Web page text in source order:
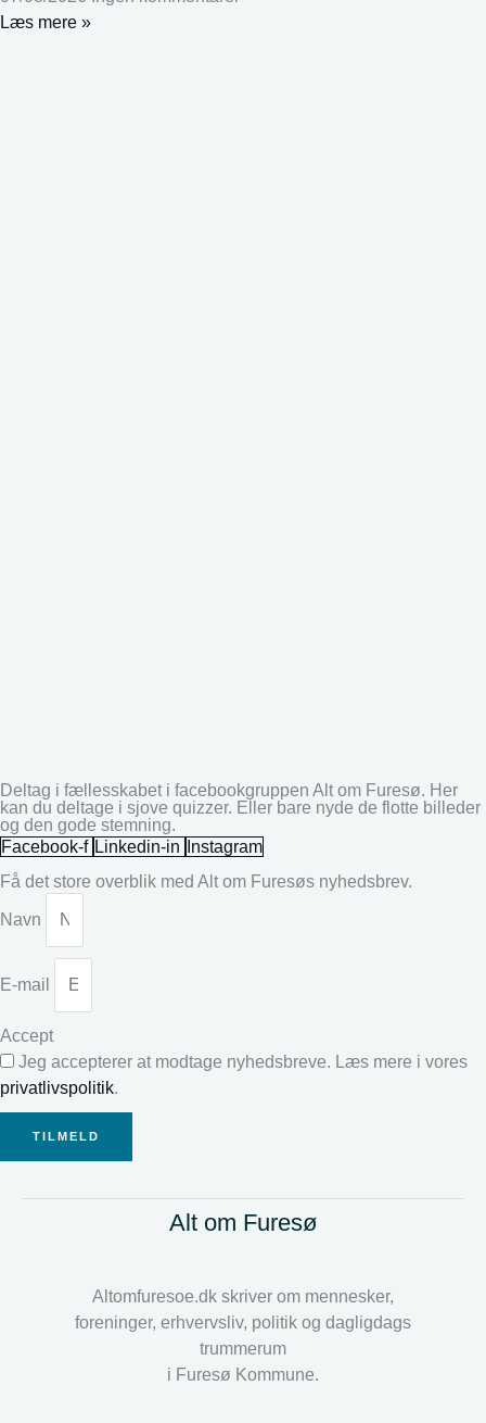
Læs mere »
Deltag i fællesskabet i facebookgruppen Alt om Furesø. Her
kan du deltage i sjove quizzer. Eller bare nyde de flotte billeder
og den gode stemning.
Facebook-f Linkedin-in
Instagram
Få det store overblik med Alt om Furesøs nyhedsbrev.
Navn
E-mail
Accept
Jeg accepterer at modtage nyhedsbreve. Læs mere i vores
privatlivspolitik.
TILMELD
Alt om Furesø
Altomfuresoe.dk skriver om mennesker,
foreninger, erhvervsliv, politik og dagligdags
trummerum
i Furesø Kommune.